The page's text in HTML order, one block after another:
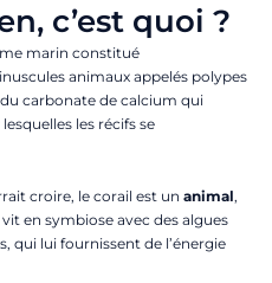
c’est quoi ?
marin constitué
animaux appelés polypes
carbonate de calcium qui
les récifs se
croire, le corail est un animal,
en symbiose avec des algues
qui lui fournissent de l’énergie